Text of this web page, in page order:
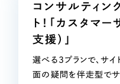
コンサルティン
ト！
「カスタマー
支援）」
選べる3プランで、サ
面の疑問を伴走型でサ